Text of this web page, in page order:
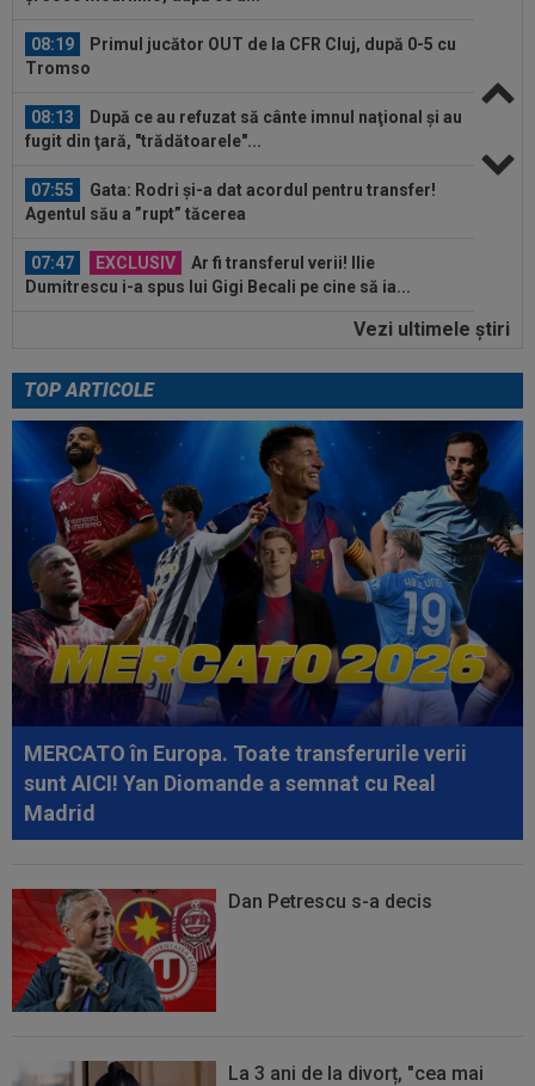
08:19
Primul jucător OUT de la CFR Cluj, după 0-5 cu
Tromso
08:13
După ce au refuzat să cânte imnul naţional şi au
fugit din ţară, "trădătoarele"...
07:55
Gata: Rodri și-a dat acordul pentru transfer!
Agentul său a ”rupt” tăcerea
07:47 EXCLUSIV
Ar fi transferul verii! Ilie
Dumitrescu i-a spus lui Gigi Becali pe cine să ia...
”Au schimbat contractul”! Decizia luată de Real
08:30
UTA - Rapid, LIVE VIDEO, vineri, 21:00, în direct
la Digi Sport 1. Se anunță un...
08:27
S-a încheiat ”telenovela” transferului lui Julian
Alvarez
08:26
Vinicius Junior, mesaj pentru Florentino Perez
și Jose Mourinho, după ce a...
08:19
Primul jucător OUT de la CFR Cluj, după 0-5 cu
Tromso
08:13
După ce au refuzat să cânte imnul naţional şi au
fugit din ţară, "trădătoarele"...
Vezi ultimele ştiri
TOP ARTICOLE
MERCATO în Europa. Toate transferurile verii
sunt AICI! Yan Diomande a semnat cu Real
Madrid
Dan Petrescu s-a decis
La 3 ani de la divorț, "cea mai